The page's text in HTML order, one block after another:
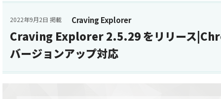
Craving Explorer
2022年9月2日 掲載
Craving Explorer 2.5.29 をリリース
バージョンアップ対応